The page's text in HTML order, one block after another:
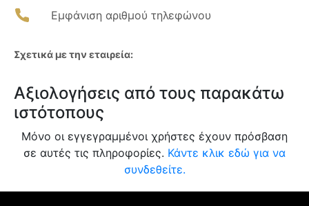
Εμφάνιση αριθμού τηλεφώνου
Σχετικά με την εταιρεία:
Αξιολογήσεις από τους παρακάτω
ιστότοπους
Μόνο οι εγγεγραμμένοι χρήστες έχουν πρόσβαση
σε αυτές τις πληροφορίες. Κάντε κλικ εδώ για να
συνδεθείτε.